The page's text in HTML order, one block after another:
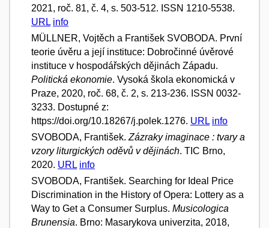
2021, roč. 81, č. 4, s. 503-512. ISSN 1210-5538.
URL info
MÜLLNER, Vojtěch a František SVOBODA. První
teorie úvěru a její instituce: Dobročinné úvěrové
instituce v hospodářských dějinách Západu.
Politická ekonomie. Vysoká škola ekonomická v
Praze, 2020, roč. 68, č. 2, s. 213-236. ISSN 0032-
3233. Dostupné z:
https://doi.org/10.18267/j.polek.1276. URL info
SVOBODA, František. Zázraky imaginace : tvary a
vzory liturgických oděvů v dějinách. TIC Brno,
2020. URL info
SVOBODA, František. Searching for Ideal Price
Discrimination in the History of Opera: Lottery as a
Way to Get a Consumer Surplus. Musicologica
Brunensia. Brno: Masarykova univerzita, 2018,